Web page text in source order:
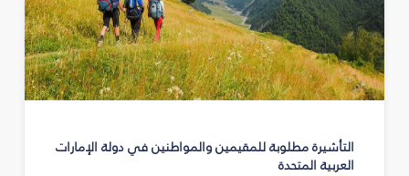
التأشيرة مطلوبة للمقيمين والمواطنين في دولة الإمارات
العربية المتحدة